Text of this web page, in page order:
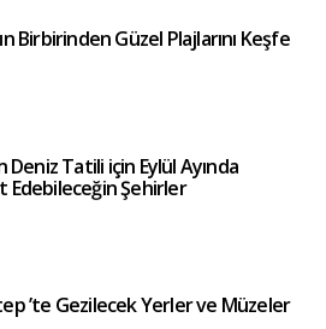
Birbirinden Güzel Plajlarını Keşfe
Deniz Tatili için Eylül Ayında
Edebileceğin Şehirler
’te Gezilecek Yerler ve Müzeler